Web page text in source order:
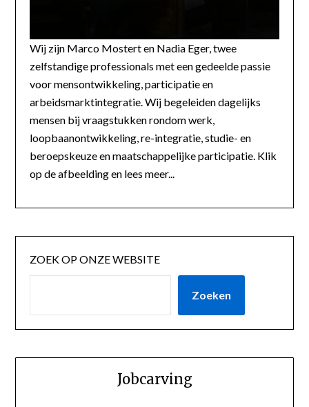
Wij zijn Marco Mostert en Nadia Eger, twee
zelfstandige professionals met een gedeelde passie
voor mensontwikkeling, participatie en
arbeidsmarktintegratie. Wij begeleiden dagelijks
mensen bij vraagstukken rondom werk,
loopbaanontwikkeling, re-integratie, studie- en
beroepskeuze en maatschappelijke participatie. Klik
op de afbeelding en lees meer...
ZOEK OP ONZE WEBSITE
Zoeken
Jobcarving